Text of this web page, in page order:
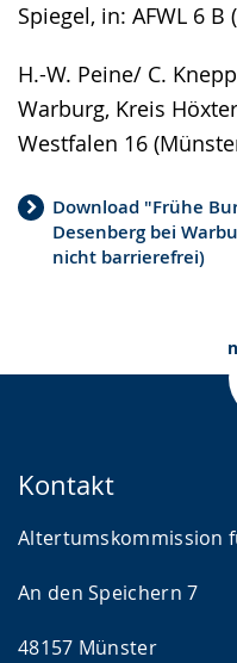
Spiegel, in: AFWL 6 B
H.-W. Peine/ C.
Warburg, Kreis
Westfalen 16
Download "Frühe
Desenberg bei
nicht barrierefrei)
Kontakt
Altertumskommission
An den Speichern 7
48157 Münster